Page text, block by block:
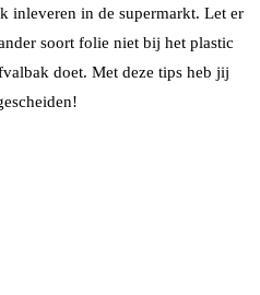
inleveren in de supermarkt. Let er
soort folie niet bij het plastic
doet. Met deze tips heb jij